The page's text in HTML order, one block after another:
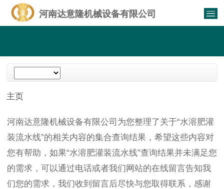
河南达意隆机械设备有限公司
主页
河南达意隆机械设备有限公司为您整理了关于“水溶肥灌
装流水线”的相关内容的集合查询结果，希望这些内容对
您有帮助，如果“水溶肥灌装流水线”查询结果并未满足您
的需求，可以通过电话或者我们网站的在线留言告知我
们您的需求，我们收到留言后尽快与您取得联系，感谢